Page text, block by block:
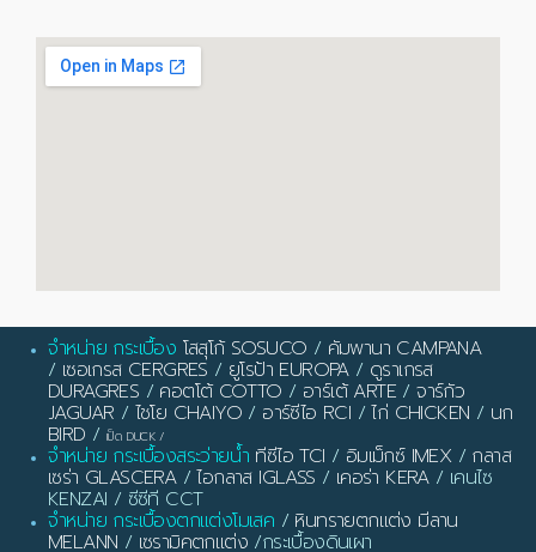
จำหน่าย กระเบื้อง โสสุโก้ SOSUCO / คัมพานา CAMPANA
/ เซอเกรส CERGRES / ยูโรป้า EUROPA/ ดูราเกรส
DURAGRES / คอตโต้ COTTO / อาร์เต้ ARTE /จาร์กัว
JAGUAR / ไชโย CHAIYO / อาร์ซีไอ RCI /ไก่ CHICKEN / นก
BIRD / เป็ด DUCK /
จำหน่าย กระเบื้องสระว่ายน้ำ ทีซีไอ TCI / อิมเม็กซ์ IMEX/ กลาส
เซร่า GLASCERA/ไอกลาส IGLASS / เคอร่า KERA/ เคนไซ
KENZAI / ซีซีที CCT
จำหน่าย กระเบื้องตกแต่งโมเสค / หินทรายตกแต่ง มีลาน
MELANN / เซรามิคตกแต่ง /กระเบื้องดินเผา